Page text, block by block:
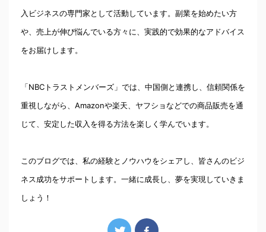
入ビジネスの専門家として活動しています。副業を始めたい方
や、売上が伸び悩んでいる方々に、実践的で効果的なアドバイス
をお届けします。
「NBCトラストメンバーズ」では、中国側と連携し、信頼関係を
重視しながら、Amazonや楽天、ヤフショなどでの商品販売を通
じて、安定した収入を得る方法を楽しく学んでいます。
このブログでは、私の経験とノウハウをシェアし、皆さんのビジ
ネス成功をサポートします。一緒に成長し、夢を実現していきま
しょう！